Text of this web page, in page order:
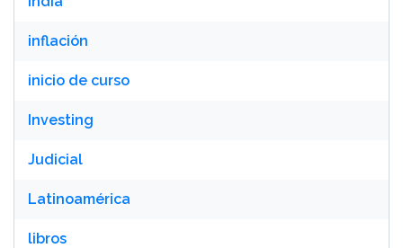
inflación
inicio de curso
Investing
Judicial
Latinoamérica
libros